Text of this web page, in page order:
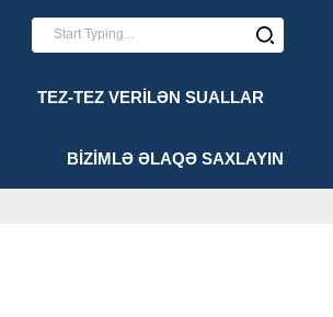
TEZ-TEZ VERILƏN SUALLAR
BIZIMLƏ ƏLAQƏ SAXLAYIN